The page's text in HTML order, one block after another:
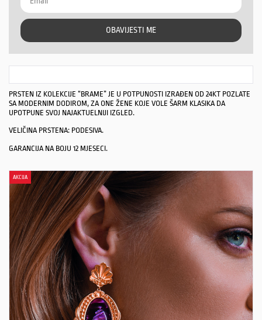
OBAVIJESTI ME
PRSTEN IZ KOLEKCIJE “BRAME” JE U POTPUNOSTI IZRAĐEN OD 24KT POZLATE
SA MODERNIM DODIROM, ZA ONE ŽENE KOJE VOLE ŠARM KLASIKA DA
UPOTPUNE SVOJ NAJAKTUELNIJI IZGLED.
VELIČINA PRSTENA: PODESIVA.
GARANCIJA NA BOJU 12 MJESECI.
AKCIJA